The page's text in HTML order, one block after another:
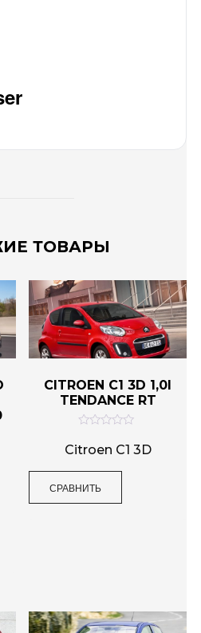
ТОВАРЫ
CITROEN C1 3D 1,0I
TENDANCE RT
ц
е
а
Citroen C1 3D
СРАВНИТЬ